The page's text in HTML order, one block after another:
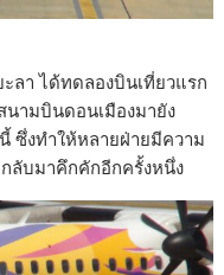
ลา ได้ทดลองบินเที่ยวแรก
นามบินดอนเมืองมายัง
ซึ่งทำให้หลายฝ่ายมีความ
กลับมาคึกคักอีกครั้งหนึ่ง